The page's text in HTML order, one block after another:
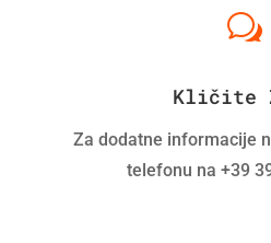
w
Kličite
Za dodatne informacije
telefonu na +39